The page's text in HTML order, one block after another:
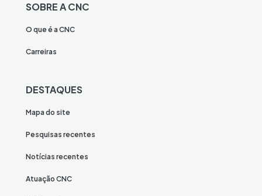
SOBRE A CNC
O que é a CNC
Carreiras
DESTAQUES
Mapa do site
Pesquisas recentes
Notícias recentes
Atuação CNC